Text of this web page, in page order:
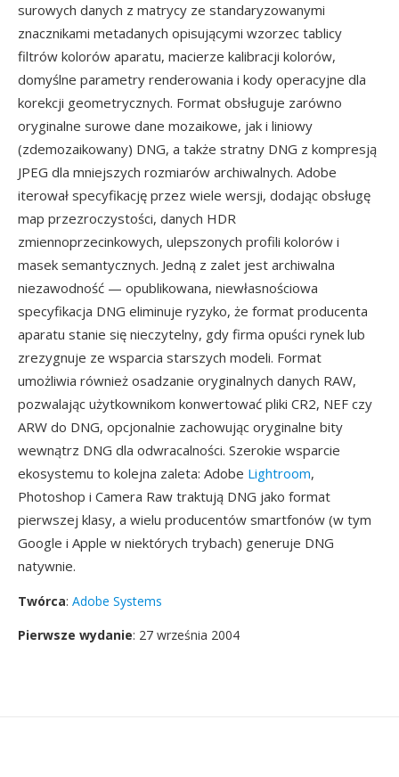
surowych danych z matrycy ze standaryzowanymi
znacznikami metadanych opisującymi wzorzec tablicy
filtrów kolorów aparatu, macierze kalibracji kolorów,
domyślne parametry renderowania i kody operacyjne dla
korekcji geometrycznych. Format obsługuje zarówno
oryginalne surowe dane mozaikowe, jak i liniowy
(zdemozaikowany) DNG, a także stratny DNG z kompresją
JPEG dla mniejszych rozmiarów archiwalnych. Adobe
iterował specyfikację przez wiele wersji, dodając obsługę
map przezroczystości, danych HDR
zmiennoprzecinkowych, ulepszonych profili kolorów i
masek semantycznych. Jedną z zalet jest archiwalna
niezawodność — opublikowana, niewłasnościowa
specyfikacja DNG eliminuje ryzyko, że format producenta
aparatu stanie się nieczytelny, gdy firma opuści rynek lub
zrezygnuje ze wsparcia starszych modeli. Format
umożliwia również osadzanie oryginalnych danych RAW,
pozwalając użytkownikom konwertować pliki CR2, NEF czy
ARW do DNG, opcjonalnie zachowując oryginalne bity
wewnątrz DNG dla odwracalności. Szerokie wsparcie
ekosystemu to kolejna zaleta: Adobe Lightroom,
Photoshop i Camera Raw traktują DNG jako format
pierwszej klasy, a wielu producentów smartfonów (w tym
Google i Apple w niektórych trybach) generuje DNG
natywnie.
Twórca: Adobe Systems
Pierwsze wydanie: 27 września 2004